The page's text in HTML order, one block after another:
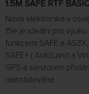
1.5M SAFE RTF
Nová elektronika v
15e je ideální pro
funkcemi SAFE a
SAFE+ ( AutoLand a
GPS a senzorem
nainstalována.